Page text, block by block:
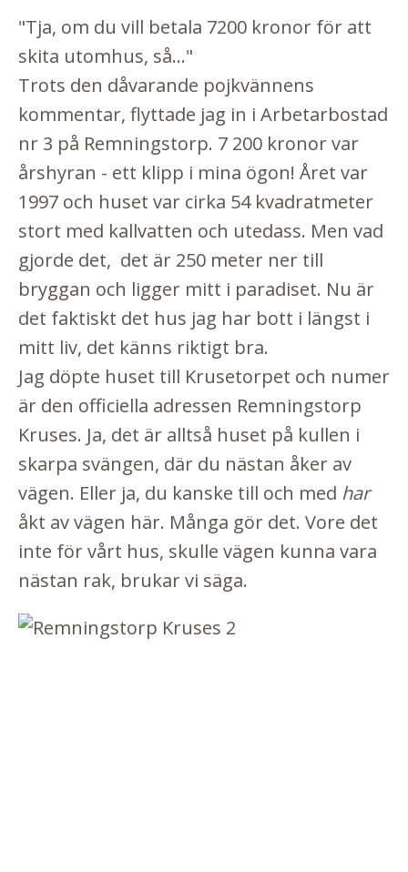
"Tja, om du vill betala 7200 kronor för att
skita utomhus, så..."
Trots den dåvarande pojkvännens
kommentar, flyttade jag in i Arbetarbostad
nr 3 på Remningstorp. 7 200 kronor var
årshyran - ett klipp i mina ögon! Året var
1997 och huset var cirka 54 kvadratmeter
stort med kallvatten och utedass. Men vad
gjorde det, det är 250 meter ner till
bryggan och ligger mitt i paradiset. Nu är
det faktiskt det hus jag har bott i längst i
mitt liv, det känns riktigt bra.
Jag döpte huset till Krusetorpet och numer
är den officiella adressen Remningstorp
Kruses. Ja, det är alltså huset på kullen i
skarpa svängen, där du nästan åker av
vägen. Eller ja, du kanske till och med har
åkt av vägen här. Många gör det. Vore det
inte för vårt hus, skulle vägen kunna vara
nästan rak, brukar vi säga.